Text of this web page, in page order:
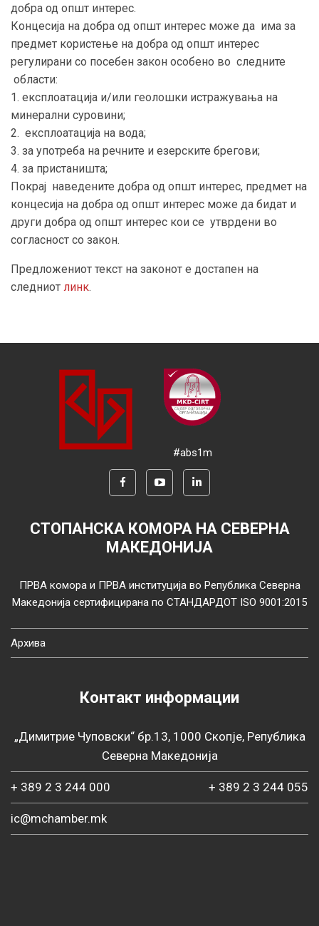
добра од општ интерес.
Концесија на добра од општ интерес може да има за
предмет користење на добра од општ интерес
регулирани со посебен закон особено во следните
области:
1. експлоатација и/или геолошки истражувања на
минерални суровини;
2. експлоатација на вода;
3. за употреба на речните и езерските брегови;
4. за пристаништа;
Покрај наведените добра од општ интерес, предмет на
концесија на добра од општ интерес може да бидат и
други добра од општ интерес кои се утврдени во
согласност со закон.
Предложениот текст на законот е достапен на
следниот линк.
#abs1m
СТОПАНСКА КОМОРА НА СЕВЕРНА
МАКЕДОНИЈА
ПРВА комора и ПРВА институција во Република Северна
Македонија сертифицирана по СТАНДАРДОТ ISO 9001:2015
Архива
Контакт информации
„Димитрие Чуповски“ бр.13, 1000 Скопје, Република
Северна Македонија
+ 389 2 3 244 000 + 389 2 3 244 055
ic@mchamber.mk